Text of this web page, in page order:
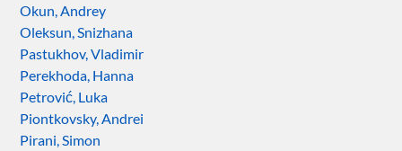
Okun, Andrey
Oleksun, Snizhana
Pastukhov, Vladimir
Perekhoda, Hanna
Petrović, Luka
Piontkovsky, Andrei
Pirani, Simon